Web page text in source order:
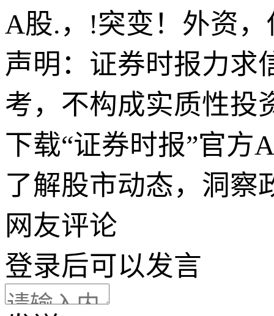
A股.，!突变！外资
声明：证券时报力求
考，不构成实质性投
下载“证券时报”官方
了解股市动态，洞察
网友评论
登录后可以发言